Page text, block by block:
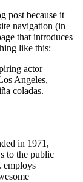
post because it
navigation (in
that introduces
like this:
actor
Angeles,
coladas.
in 1971,
to the public
employs